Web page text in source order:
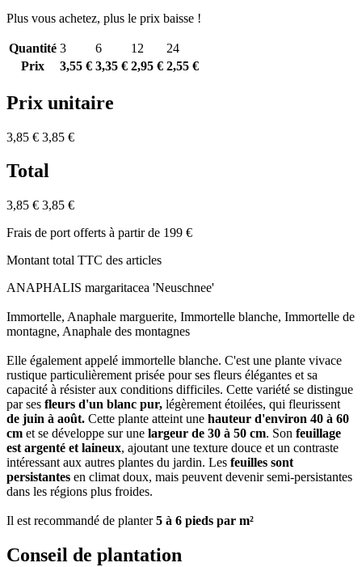
Plus vous achetez, plus le prix baisse !
Quantité 3 6 12
24
Prix
3,55 € 3,35 € 2,95 € 2,55 €
Prix unitaire
3,85 € 3,85 €
Total
3,85 € 3,85 €
Frais de port offerts à partir de 199 €
Montant total TTC des articles
ANAPHALIS margaritacea 'Neuschnee'
Immortelle, Anaphale marguerite, Immortelle blanche, Immortelle de
montagne, Anaphale des montagnes
Elle également appelé immortelle blanche. C'est une plante vivace
rustique particulièrement prisée pour ses fleurs élégantes et sa
capacité à résister aux conditions difficiles. Cette variété se distingue
par ses fleurs d'un blanc pur, légèrement étoilées, qui fleurissent
de juin à août. Cette plante atteint une hauteur d'environ 40 à 60
cm et se développe sur une largeur de 30 à 50 cm. Son feuillage
est argenté et laineux, ajoutant une texture douce et un contraste
intéressant aux autres plantes du jardin. Les feuilles sont
persistantes en climat doux, mais peuvent devenir semi-persistantes
dans les régions plus froides.
Il est recommandé de planter5 à 6 pieds par m²
Conseil de plantation